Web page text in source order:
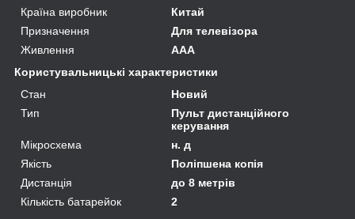
Країна виробник
Китай
Призначення
Для телевізора
Живлення
AAA
Користувальницькі характеристики
Стан
Новий
Тип
Пульт дистанційного
керування
Мікросхема
н. д
Якість
Поліпшена копія
Дистанція
до 8 метрів
Кількість батарейок
2